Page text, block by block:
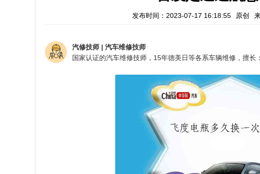
发布时间：2023-07-17 16:18:55 原创
汽修技师 | 汽车维修技师